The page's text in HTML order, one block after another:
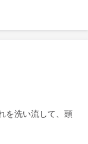
を洗い流して、頭